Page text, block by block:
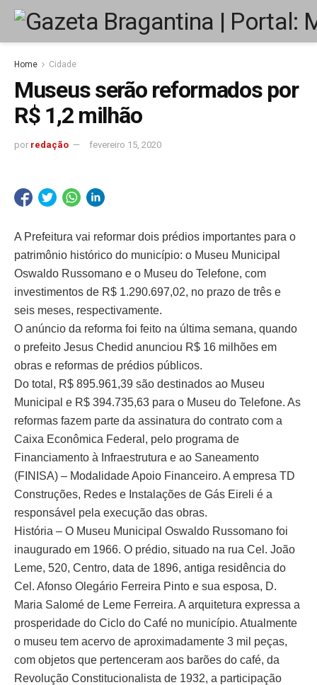
Home Cidade
Museus serão reformados por
R$ 1,2 milhão
por redação fevereiro 15, 2020
A Prefeitura vai reformar dois prédios importantes para o
patrimônio histórico do município: o Museu Municipal
Oswaldo Russomano e o Museu do Telefone, com
investimentos de R$ 1.290.697,02, no prazo de três e
seis meses, respectivamente.
O anúncio da reforma foi feito na última semana, quando
o prefeito Jesus Chedid anunciou R$ 16 milhões em
obras e reformas de prédios públicos.
Do total, R$ 895.961,39 são destinados ao Museu
Municipal e R$ 394.735,63 para o Museu do Telefone. As
reformas fazem parte da assinatura do contrato com a
Caixa Econômica Federal, pelo programa de
Financiamento à Infraestrutura e ao Saneamento
(FINISA) – Modalidade Apoio Financeiro. A empresa TD
Construções, Redes e Instalações de Gás Eireli é a
responsável pela execução das obras.
História – O Museu Municipal Oswaldo Russomano foi
inaugurado em 1966. O prédio, situado na rua Cel. João
Leme, 520, Centro, data de 1896, antiga residência do
Cel. Afonso Olegário Ferreira Pinto e sua esposa, D.
Maria Salomé de Leme Ferreira. A arquitetura expressa a
prosperidade do Ciclo do Café no município. Atualmente
o museu tem acervo de aproximadamente 3 mil peças,
com objetos que pertenceram aos barões do café, da
Revolução Constitucionalista de 1932, a participação